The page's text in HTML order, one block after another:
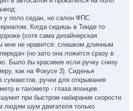
у поло седан, но салон ФПС
Когда сидишь в Тииде то
(хотя сама дизайнерская
мне не нравится: слишком длинным
(но зато она ложится сразу в
Было бы красивее если ручку снизу
как на Фокусе 3). Сиденья
сумаистов, ручки для открывания
и тахометр - глаза японцев.
при быстром набирание скорости
людям шум двигателя только